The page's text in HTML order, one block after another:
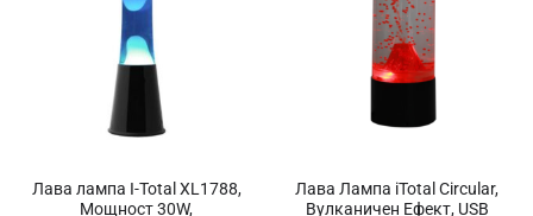
Лава лампа I-Total XL1788,
Мощност 30W,
Лава Лампа iTotal Circular,
Вулканичен Ефект, USB